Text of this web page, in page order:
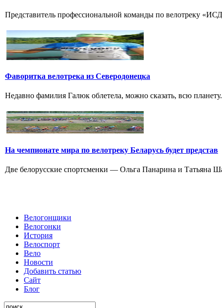
Представитель профессиональной команды по велотреку
Фаворитка велотрека из Северодонецка
Недавно фамилия Галюк облетела, можно сказать, всю
На чемпионате мира по велотреку Беларусь будет представ
Две белорусские спортсменки — Ольга Панарина и Татьяна
Велогонщики
Велогонки
История
Велоспорт
Вело
Новости
Добавить статью
Сайт
Блог